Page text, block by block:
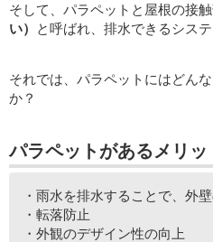
そして、パラペットと屋根の接
い）
と呼ばれ、排水できるシス
それでは、パラペットにはどん
か？
パラペットがあるメリッ
・雨水を排水することで、外
・転落防止
・外観のデザイン性の向上